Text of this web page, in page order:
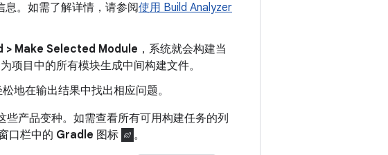
息。如需了解详情，请参阅使用 Build Analyzer
> Make Selected Module ，系统就会构建当
为项目中的所有模块生成中间构建文件。
地在输出结果中找出相应问题。
产品变种。如需查看所有可用构建任务的列
口栏中的 Gradle 图标
。